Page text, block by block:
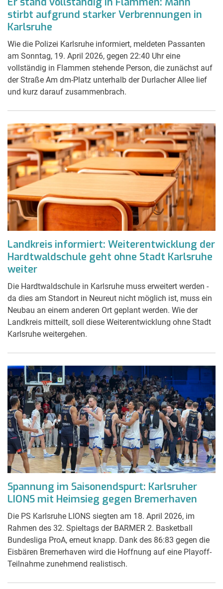
stirbt aufgrund starker Verbrennungen in
Karlsruhe
Wie die Polizei Karlsruhe informiert, meldeten Passanten
am Sonntag, 19. April 2026, gegen 22:40 Uhr eine
vollständig in Flammen stehende Person, die zunächst auf
der Straße Am dm-Platz unterhalb der Durlacher Allee lief
und kurz darauf zusammenbrach.
Landkreis informiert: Weiterentwicklung der
Hardtwaldschule geht ohne Stadt Karlsruhe
weiter
Die Hardtwaldschule in Karlsruhe muss erweitert werden -
da dies am Standort in Neureut nicht möglich ist, muss ein
Neubau an einem anderen Ort geplant werden. Wie der
Landkreis mitteilt, soll diese Weiterentwicklung ohne Stadt
Karlsruhe weitergehen.
Spannung im Saisonendspurt: Karlsruher
LIONS mit Heimsieg gegen Bremerhaven
Die PS Karlsruhe LIONS siegten am 18. April 2026, im
Rahmen des 32. Spieltags der BARMER 2. Basketball
Bundesliga ProA, erneut knapp. Dank des 86:83 gegen die
Eisbären Bremerhaven wird die Hoffnung auf eine Playoff-
Teilnahme zunehmend realistisch.